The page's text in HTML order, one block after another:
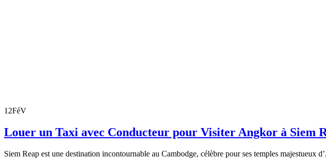
12FéV
Louer un Taxi avec Conducteur pour Visiter Angkor à Siem
Siem Reap est une destination incontournable au Cambodge, célèbre pour ses temples